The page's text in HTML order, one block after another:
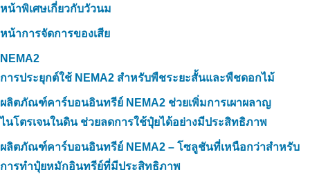
หน้าพิเศษเกี่ยวกับวัวนม
หน้าการจัดการของเสีย
NEMA2
การประยุกต์ใช้ NEMA2 สำหรับพืชระยะสั้นและพืชดอกไม้
ผลิตภัณฑ์คาร์บอนอินทรีย์ NEMA2 ช่วยเพิ่มการเผาผลาญ
ไนโตรเจนในดิน ช่วยลดการใช้ปุ๋ยได้อย่างมีประสิทธิภาพ
ผลิตภัณฑ์คาร์บอนอินทรีย์ NEMA2 – โซลูชันที่เหนือกว่าสำหรับ
การทำปุ๋ยหมักอินทรีย์ที่มีประสิทธิภาพ